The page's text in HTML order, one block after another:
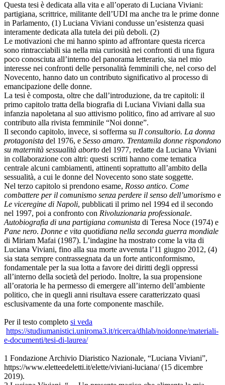
Questa tesi è dedicata alla vita e all’operato di Luciana Viviani:
partigiana, scrittrice, militante dell’UDI ma anche tra le prime donne
in Parlamento, (1) Luciana Viviani condusse un’esistenza quasi
interamente dedicata alla tutela dei più deboli. (2)
Le motivazioni che mi hanno spinto ad affrontare questa ricerca
sono rintracciabili sia nella mia curiosità nei confronti di una figura
poco conosciuta all’interno del panorama letterario, sia nel mio
interesse nei confronti delle personalità femminili che, nel corso del
Novecento, hanno dato un contributo significativo al processo di
emancipazione delle donne.
La tesi è composta, oltre che dall’introduzione, da tre capitoli: il
primo capitolo tratta della biografia di Luciana Viviani dalla sua
infanzia napoletana al suo attivismo politico, fino ad arrivare al suo
contributo alla rivista femminile “Noi donne”.
Il secondo capitolo, invece, si sofferma su Il consultorio. La donna
protagonista del 1976, e Sesso amaro. Trentamila donne rispondono
su maternità sessualità aborto del 1977, redatte da Luciana Viviani
in collaborazione con altri: questi scritti hanno come tematica
centrale alcuni cambiamenti, attinenti soprattutto all’ambito della
sessualità, a cui le donne del Novecento sono state soggette.
Nel terzo capitolo si prendono esame, Rosso antico. Come
combattere per il comunismo senza perdere il senso dell’umorismo e
Le viceregine di Napoli, pubblicati il primo nel 1994 ed il secondo
nel 1997, poi a confronto con Rivoluzionaria professionale.
Autobiografia di una partigiana comunista di Teresa Noce (1974) e
Pane nero. Donne e vita quotidiana nella seconda guerra mondiale
di Miriam Mafai (1987). L’indagine ha mostrato come la vita di
Luciana Viviani, fino alla sua morte avvenuta l’11 giugno 2012, (4)
sia stata sempre contrassegnata da un forte anticonformismo,
fondamentale per la sua lotta a favore dei diritti degli oppressi
all’interno della società del periodo. Inoltre, la sua propensione
all’oratoria le ha permesso di emergere all’interno dell’ambiente
politico, che in quegli anni risultava essere caratterizzato quasi
esclusivamente da una forte componente maschile.
Per il testo completo si veda
https://studiumanistici.uniroma3.it/ricerca/dhlab/noidonne/materiali-
e-documenti/tesi-di-laurea/
1 Fondazione Archivio Diaristico Nazionale, “Luciana Viviani”,
https://www.eletteedeletti.it/elette/viviani-luciana/ (15 dicembre
2019).